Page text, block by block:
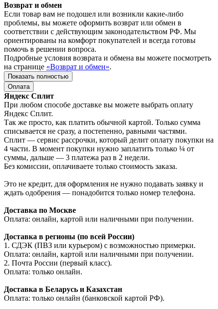
Возврат и обмен
Если товар вам не подошел или возникли какие-либо
проблемы, вы можете оформить возврат или обмен в
соответствии с действующим законодательством РФ. Мы
ориентированы на комфорт покупателей и всегда готовы
помочь в решении вопроса.
Подробные условия возврата и обмена вы можете посмотреть
на странице «Возврат и обмен».
Показать полностью
Оплата
Яндекс Сплит
При любом способе доставке вы можете выбрать оплату
Яндекс Сплит.
Так же просто, как платить обычной картой. Только сумма
списывается не сразу, а постепенно, равными частями.
Сплит — сервис рассрочки, который делит оплату покупки на
4 части. В момент покупки нужно заплатить только ¼ от
суммы, дальше — 3 платежа раз в 2 недели.
Без комиссии, оплачиваете только стоимость заказа.
Это не кредит, для оформления не нужно подавать заявку и
ждать одобрения — понадобится только номер телефона.
Доставка по Москве
Оплата: онлайн, картой или наличными при получении.
Доставка в регионы (по всей России)
1. СДЭК (ПВЗ или курьером) с возможностью примерки.
Оплата: онлайн, картой или наличными при получении.
2. Почта России (первый класс).
Оплата: только онлайн.
Доставка в Беларусь и Казахстан
Оплата: только онлайн (банковской картой РФ).